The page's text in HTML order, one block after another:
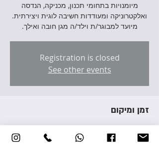
מיומנויות בתחומי תכנון, מכניקה, הנדסה
ואלקטרוניקה ומעודדות חשיבה לוגית ויצירתית.
מיועד למבוגר/ת וילד/ה מגן חובה ואילך.
Registration is closed
See other events
זמן ומיקום
Yehud-Monosson, Avraham Giron St 3,